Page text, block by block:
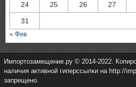
24 25 26 27
31
« Фев
Импортозамещение.ру © 2014-2022.
наличия активной гиперссылки на http://
запрещено.